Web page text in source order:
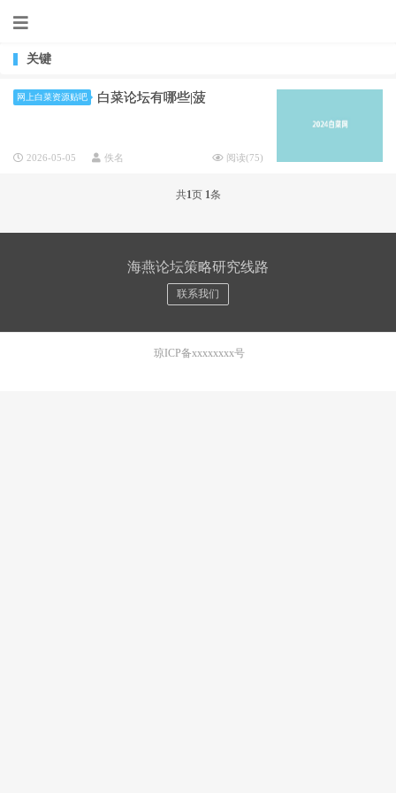
关键
网上白菜资源贴吧 白菜论坛有哪些|菠
2026-05-05 佚名 阅读(75)
共1页 1条
海燕论坛策略研究线路
联系我们
琼ICP备xxxxxxxx号